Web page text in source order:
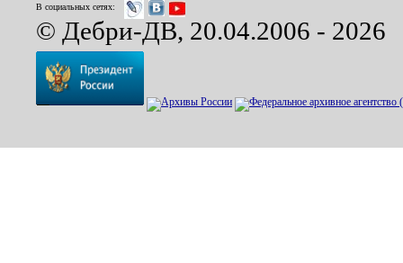
В социальных сетях:
© Дебри-ДВ, 20.04.2006 - 2026